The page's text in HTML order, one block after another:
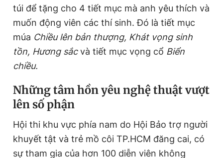
túi để tặng cho 4 tiết mục mà anh yêu thích và
muốn động viên các thí sinh. Đó là tiết mục
múa Chiều lên bản thượng, Khát vọng sinh
tồn, Hương sắcvà tiết mục vọng cổ Biển
chiều.
Những tâm hồn yêu nghệ thuật vượt
lên số phận
Hội thi khu vực phía nam do Hội Bảo trợ người
khuyết tật và trẻ mồ côi TP.HCM đăng cai, có
sự tham gia của hơn 100 diễn viên không